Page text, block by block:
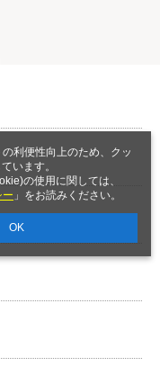
利便性向上のため、クッ
います。
の使用に関しては、
ー 」をお読みください。
OK